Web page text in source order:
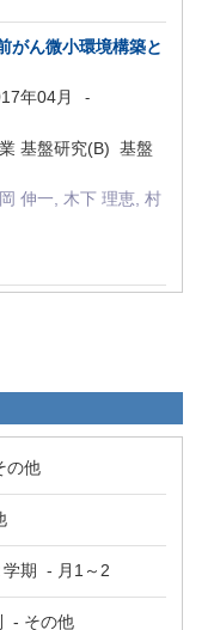
がん微小環境構築と
年04月 -
基盤研究(B) 基盤
伸一, 木下 理恵, 村
の他
学期 - 月1～2
- その他